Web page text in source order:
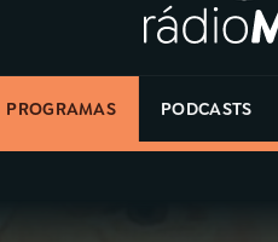
PROGRAMAS PODCASTS